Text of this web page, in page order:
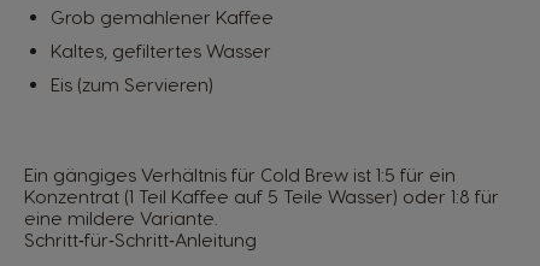
Grob gemahlener Kaffee
Kaltes, gefiltertes Wasser
Eis (zum Servieren)
Ein gängiges Verhältnis für Cold Brew ist 1:5 für ein
Konzentrat (1 Teil Kaffee auf 5 Teile Wasser) oder 1:8 für
eine mildere Variante.
Schritt‑für‑Schritt‑Anleitung